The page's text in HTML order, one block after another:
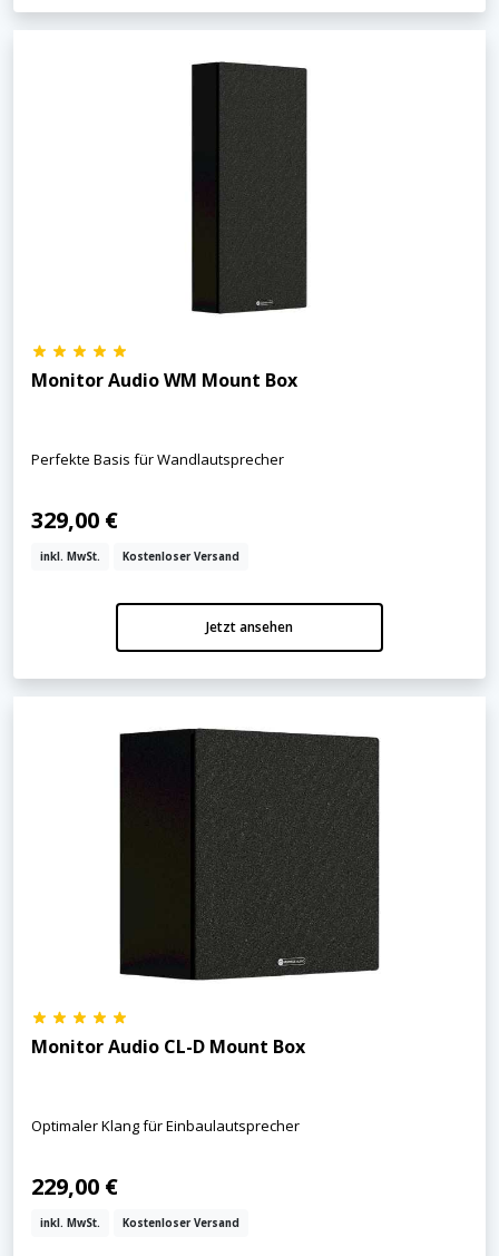
Monitor Audio WM Mount Box
Perfekte Basis für Wandlautsprecher
329,00 €
inkl. MwSt. Kostenloser Versand
Jetzt ansehen
Monitor Audio CL-D Mount Box
Optimaler Klang für Einbaulautsprecher
229,00 €
inkl. MwSt. Kostenloser Versand